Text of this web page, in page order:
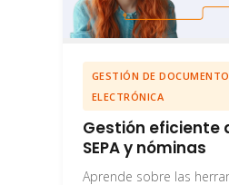
GESTIÓN DE
ELECTRÓNICA
Gestión eficiente
SEPA y nóminas
Aprende sobre las